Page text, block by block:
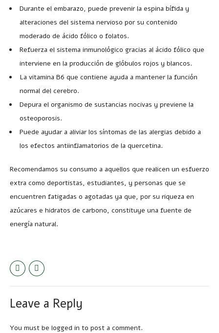
Durante el embarazo, puede prevenir la espina bífida y
alteraciones del sistema nervioso por su contenido
moderado de ácido fólico o folatos.
Refuerza el sistema inmunológico gracias al ácido fólico que
interviene en la producción de glóbulos rojos y blancos.
La vitamina B6 que contiene ayuda a mantener la función
normal del cerebro.
Depura el organismo de sustancias nocivas y previene la
osteoporosis.
Puede ayudar a aliviar los síntomas de las alergias debido a
los efectos antiinflamatorios de la quercetina.
Recomendamos su consumo a aquellos que realicen un esfuerzo
extra como deportistas, estudiantes, y personas que se
encuentren fatigadas o agotadas ya que, por su riqueza en
azúcares e hidratos de carbono, constituye una fuente de
energía natural.
Leave a Reply
You must be logged in to post a comment.